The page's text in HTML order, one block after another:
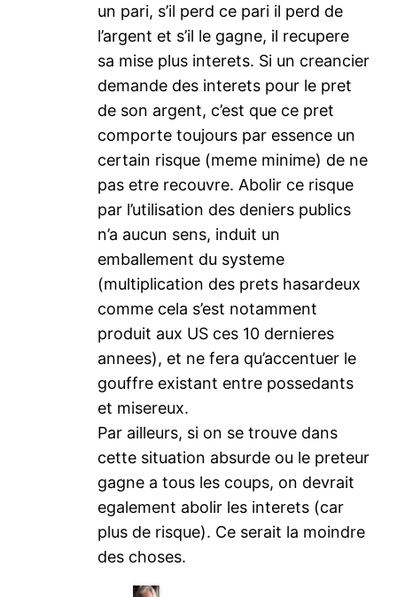
un pari, s’il perd ce pari il perd de
l’argent et s’il le gagne, il recupere
sa mise plus interets. Si un creancier
demande des interets pour le pret
de son argent, c’est que ce pret
comporte toujours par essence un
certain risque (meme minime) de ne
pas etre recouvre. Abolir ce risque
par l’utilisation des deniers publics
n’a aucun sens, induit un
emballement du systeme
(multiplication des prets hasardeux
comme cela s’est notamment
produit aux US ces 10 dernieres
annees), et ne fera qu’accentuer le
gouffre existant entre possedants
et misereux.
Par ailleurs, si on se trouve dans
cette situation absurde ou le preteur
gagne a tous les coups, on devrait
egalement abolir les interets (car
plus de risque). Ce serait la moindre
des choses.